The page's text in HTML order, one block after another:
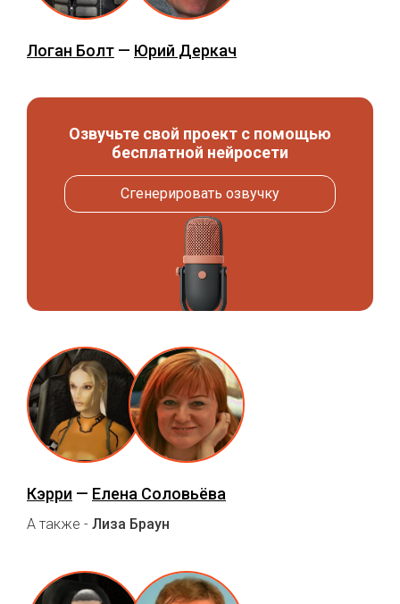
Логан Болт — Юрий Деркач
Озвучьте свой проект с помощью
бесплатной нейросети
Сгенерировать озвучку
Кэрри — Елена Соловьёва
А также - Лиза Браун